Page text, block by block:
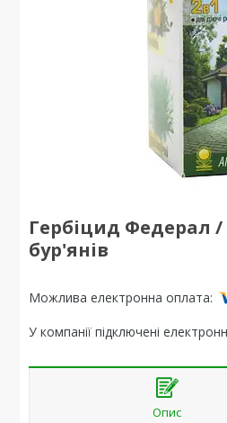
Гербіцид Федерал
бур'янів
У компанії підключені
Опис